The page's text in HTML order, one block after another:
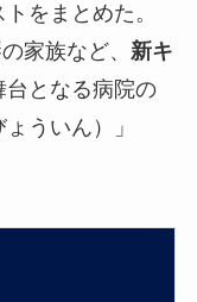
をまとめた。
家族など、 新キ
台となる病院の
ういん）」